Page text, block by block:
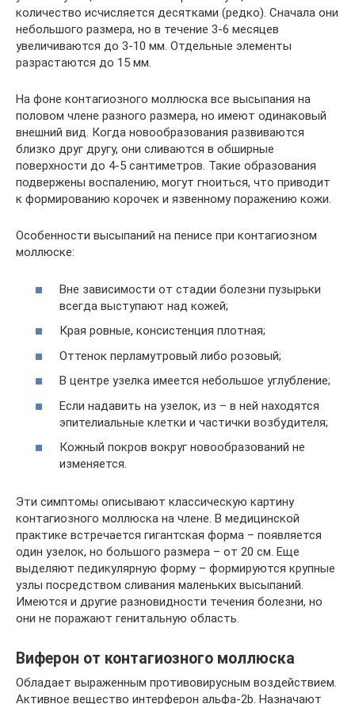
количество исчисляется десятками (редко). Сначала они
небольшого размера, но в течение 3-6 месяцев
увеличиваются до 3-10 мм. Отдельные элементы
разрастаются до 15 мм.
На фоне контагиозного моллюска все высыпания на
половом члене разного размера, но имеют одинаковый
внешний вид. Когда новообразования развиваются
близко друг другу, они сливаются в обширные
поверхности до 4-5 сантиметров. Такие образования
подвержены воспалению, могут гноиться, что приводит
к формированию корочек и язвенному поражению кожи.
Особенности высыпаний на пенисе при контагиозном
моллюске:
Вне зависимости от стадии болезни пузырьки
всегда выступают над кожей;
Края ровные, консистенция плотная;
Оттенок перламутровый либо розовый;
В центре узелка имеется небольшое углубление;
Если надавить на узелок, из – в ней находятся
эпителиальные клетки и частички возбудителя;
Кожный покров вокруг новообразований не
изменяется.
Эти симптомы описывают классическую картину
контагиозного моллюска на члене. В медицинской
практике встречается гигантская форма – появляется
один узелок, но большого размера – от 20 см. Еще
выделяют педикулярную форму – формируются крупные
узлы посредством сливания маленьких высыпаний.
Имеются и другие разновидности течения болезни, но
они не поражают генитальную область.
Виферон от контагиозного моллюска
Обладает выраженным противовирусным воздействием.
Активное вещество интерферон альфа-2b. Назначают